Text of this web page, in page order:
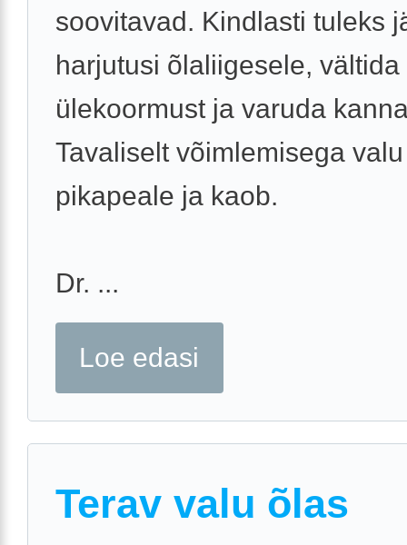
soovitavad. Kindlasti tuleks
harjutusi õlaliigesele, vältida
ülekoormust ja varuda
Tavaliselt võimlemisega
pikapeale ja kaob.
Dr. ...
Loe edasi
Terav valu õlas